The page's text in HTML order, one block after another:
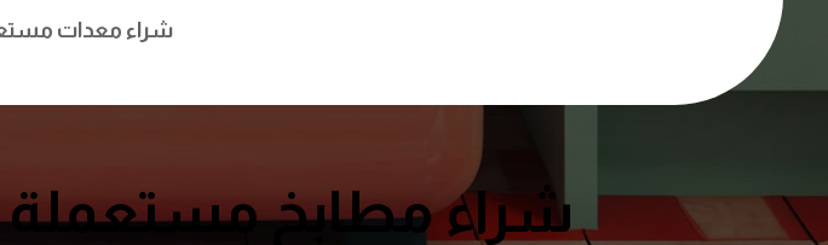
شراء معدات
شراء مطابخ مستعملة